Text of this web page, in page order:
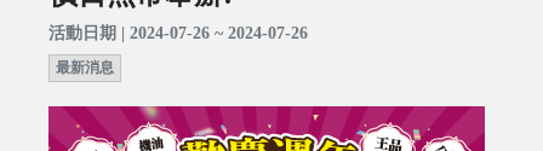
活動日期 | 2024-07-26 ~ 2024-07-26
最新消息